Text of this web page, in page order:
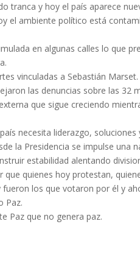
tranca y hoy el país aparece
el ambiente político está
en algunas calles lo que
vinculadas a Sebastián Marset.
las denuncias sobre las 32
que sigue creciendo
necesita liderazgo, soluciones
la Presidencia se impulse una
estabilidad alentando
que quienes hoy protestan,
los que votaron por él y
Paz.
Paz que no genera paz.